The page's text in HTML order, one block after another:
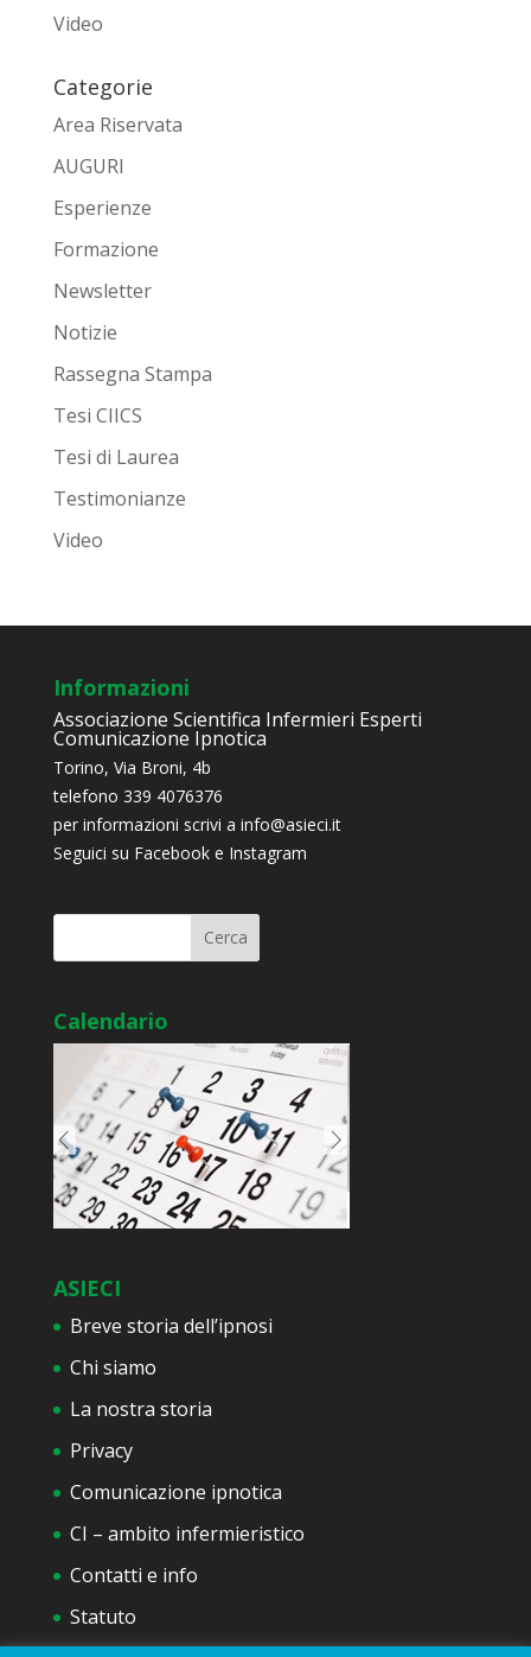
Video
Categorie
Area Riservata
AUGURI
Esperienze
Formazione
Newsletter
Notizie
Rassegna Stampa
Tesi CIICS
Tesi di Laurea
Testimonianze
Video
Informazioni
Associazione Scientifica Infermieri Esperti
Comunicazione Ipnotica
Torino, Via Broni, 4b
telefono 339 4076376
per informazioni scrivi a info@asieci.it
Seguici su Facebook e Instagram
Calendario
ASIECI
Breve storia dell’ipnosi
Chi siamo
La nostra storia
Privacy
Comunicazione ipnotica
CI – ambito infermieristico
Contatti e info
Statuto